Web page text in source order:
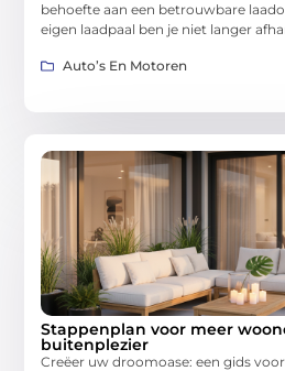
behoefte aan een betrouwbare
eigen laadpaal ben je niet langer
Auto’s En Motoren
Stappenplan voor meer
buitenplezier
Creëer uw droomoase: een gids